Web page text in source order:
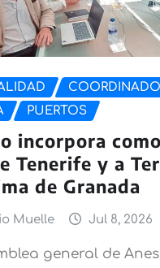
PUERTOS
incorpora
Tenerife y a
de Granada
Muelle Jul 8, 2026
general de